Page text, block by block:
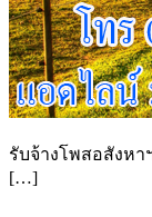
รับจ้างโพสอสังห
[…]